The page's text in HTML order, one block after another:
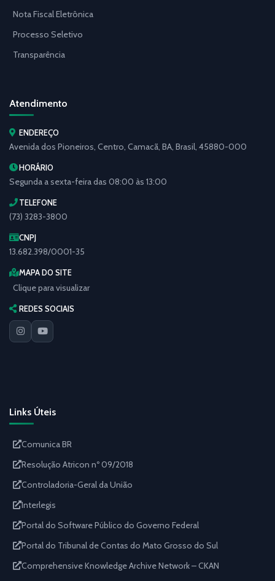
Nota Fiscal Eletrônica
Processo Seletivo
Transparência
Atendimento
ENDEREÇO
Avenida dos Pioneiros, Centro, Camacã, BA, Brasil, 45880-000
HORÁRIO
Segunda a sexta-feira das 08:00 às 13:00
TELEFONE
(73) 3283-3800
CNPJ
13.682.398/0001-35
MAPA DO SITE
Clique para visualizar
REDES SOCIAIS
Links Úteis
Comunica BR
Resolução Atricon nº 09/2018
Controladoria-Geral da União
Interlegis
Portal do Software Público do Governo Federal
Portal do Tribunal de Contas do Mato Grosso do Sul
Comprehensive Knowledge Archive Network – CKAN